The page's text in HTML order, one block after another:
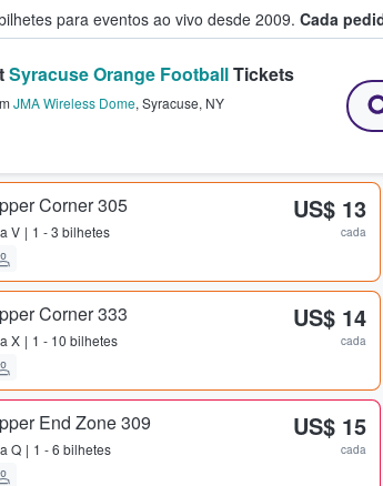
para eventos ao vivo desde 2009. Cada
compram e vendem bilhetes
Syracuse Orange FootballTickets
JMA Wireless Dome, Syracuse, NY
Corner 305
V 1 - 3 bilhetes
US$ 13
cada
Corner 333
X 1 - 10 bilhetes
US$ 14
cada
End Zone 309
Q 1 - 6 bilhetes
US$ 15
cada